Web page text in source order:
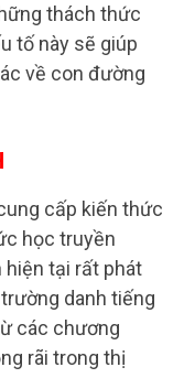
thách thức
tố này sẽ giúp
về con đường
cấp kiến thức
học truyền
tại rất phát
danh tiếng
các chương
rãi trong thị